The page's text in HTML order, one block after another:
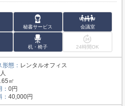
秘書サービス 会議室
机・椅子 24時間OK
態： レンタルオフィス
㎡
0円
40,000円